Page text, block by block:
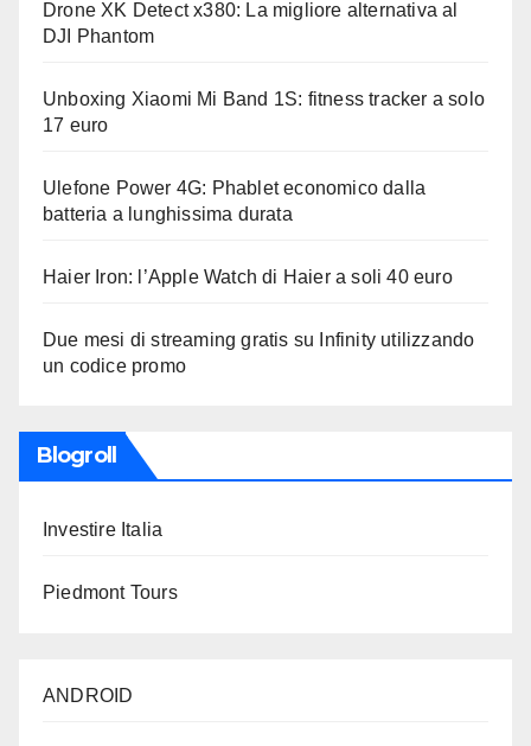
Drone XK Detect x380: La migliore alternativa al
DJI Phantom
Unboxing Xiaomi Mi Band 1S: fitness tracker a solo
17 euro
Ulefone Power 4G: Phablet economico dalla
batteria a lunghissima durata
Haier Iron: l’Apple Watch di Haier a soli 40 euro
Due mesi di streaming gratis su Infinity utilizzando
un codice promo
Blogroll
Investire Italia
Piedmont Tours
ANDROID